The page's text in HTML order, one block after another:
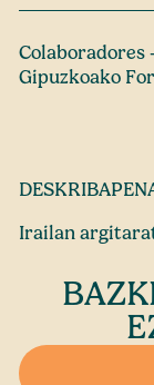
Colaboradores
Gipuzkoako
Irailan